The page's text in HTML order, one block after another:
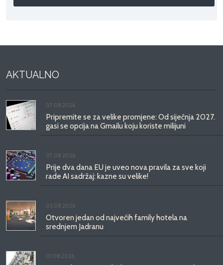
AKTUALNO
07.08.2026.
Pripremite se za velike promjene: Od siječnja 2027.
gasi se opcija na Gmailu koju koriste milijuni
07.08.2026.
Prije dva dana EU je uveo nova pravila za sve koji
rade AI sadržaj: kazne su velike!
03.08.2026.
Otvoren jedan od najvećih family hotela na
srednjem Jadranu
01.08.2026.